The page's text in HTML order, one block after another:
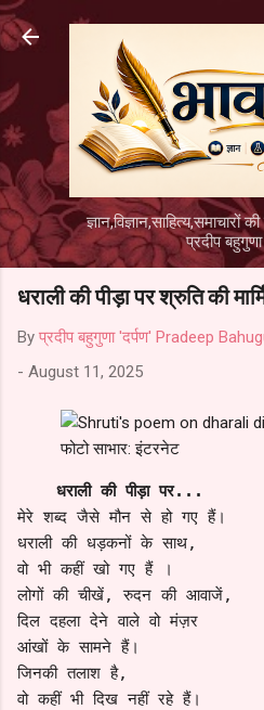
Skip to main
ज्ञान,विज्ञान,साहित्य,समाचारों
प्रदीप
धराली की पीड़ा पर श्रुति की
By प्रदीप बहुगुणा 'दर्पण' Pradeep
- August 11, 2025
फोटो साभार: इंटरनेट
धराली की पीड़ा पर...
मेरे शब्द जैसे मौन से हो गए हैं।
धराली की धड़कनों के साथ,
वो भी कहीं खो गए हैं ।
लोगों की चीखें, रुदन की आवाजें,
दिल दहला देने वाले वो मंज़र
आंखों के सामने हैं।
जिनकी तलाश है,
वो कहीं भी दिख नहीं रहे हैं।